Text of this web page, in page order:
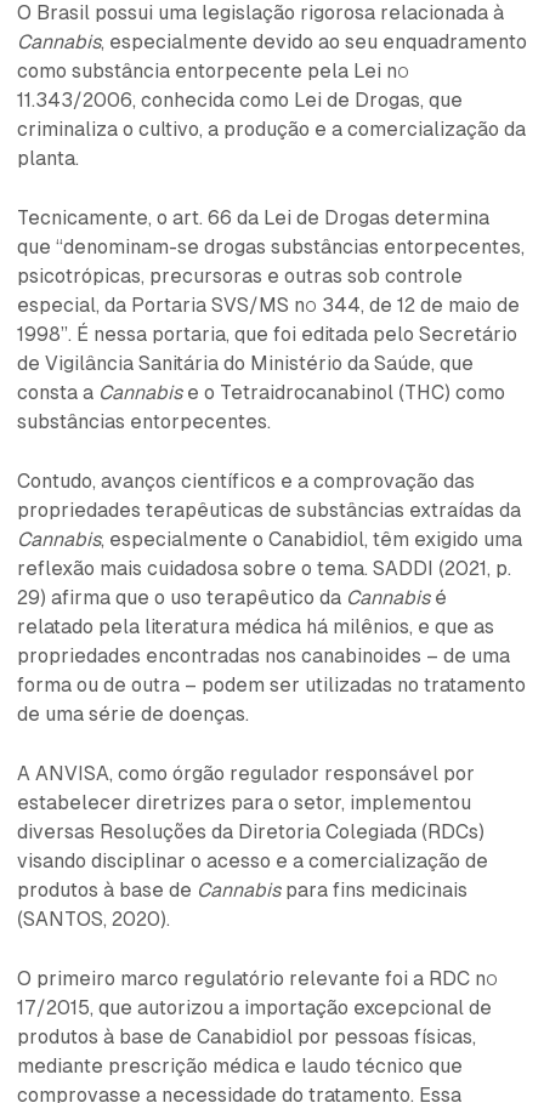
O Brasil possui uma legislação rigorosa relacionada à
Cannabis, especialmente devido ao seu enquadramento
como substância entorpecente pela Lei nº
11.343/2006, conhecida como Lei de Drogas, que
criminaliza o cultivo, a produção e a comercialização da
planta.
Tecnicamente, o art. 66 da Lei de Drogas determina
que “denominam-se drogas substâncias entorpecentes,
psicotrópicas, precursoras e outras sob controle
especial, da Portaria SVS/MS nº 344, de 12 de maio de
1998”. É nessa portaria, que foi editada pelo Secretário
de Vigilância Sanitária do Ministério da Saúde, que
consta a Cannabis e o Tetraidrocanabinol (THC) como
substâncias entorpecentes.
Contudo, avanços científicos e a comprovação das
propriedades terapêuticas de substâncias extraídas da
Cannabis, especialmente o Canabidiol, têm exigido uma
reflexão mais cuidadosa sobre o tema. SADDI (2021, p.
29) afirma que o uso terapêutico da Cannabisé
relatado pela literatura médica há milênios, e que as
propriedades encontradas nos canabinoides – de uma
forma ou de outra – podem ser utilizadas no tratamento
de uma série de doenças.
A ANVISA, como órgão regulador responsável por
estabelecer diretrizes para o setor, implementou
diversas Resoluções da Diretoria Colegiada (RDCs)
visando disciplinar o acesso e a comercialização de
produtos à base de Cannabispara fins medicinais
(SANTOS, 2020).
O primeiro marco regulatório relevante foi a RDC nº
17/2015, que autorizou a importação excepcional de
produtos à base de Canabidiol por pessoas físicas,
mediante prescrição médica e laudo técnico que
comprovasse a necessidade do tratamento. Essa